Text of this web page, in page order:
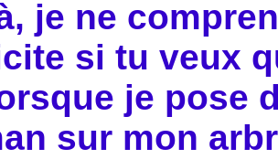
je ne
si tu veux
je pose
sur mon